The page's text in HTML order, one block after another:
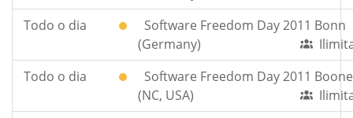
Todo o dia
Software Freedom Day 2011 Bonn
(Germany)
Todo o dia
Software Freedom Day 2011 Boone
(NC, USA)